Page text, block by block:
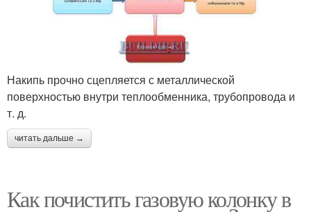
Накипь прочно сцепляется с металлической
поверхностью внутри теплообменника, трубопровода и
т. д.
читать дальше →
Как почистить газовую колонку в